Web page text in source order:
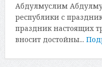
Абдулмуслим
республики с
праздник настоящих
вносит достойны...